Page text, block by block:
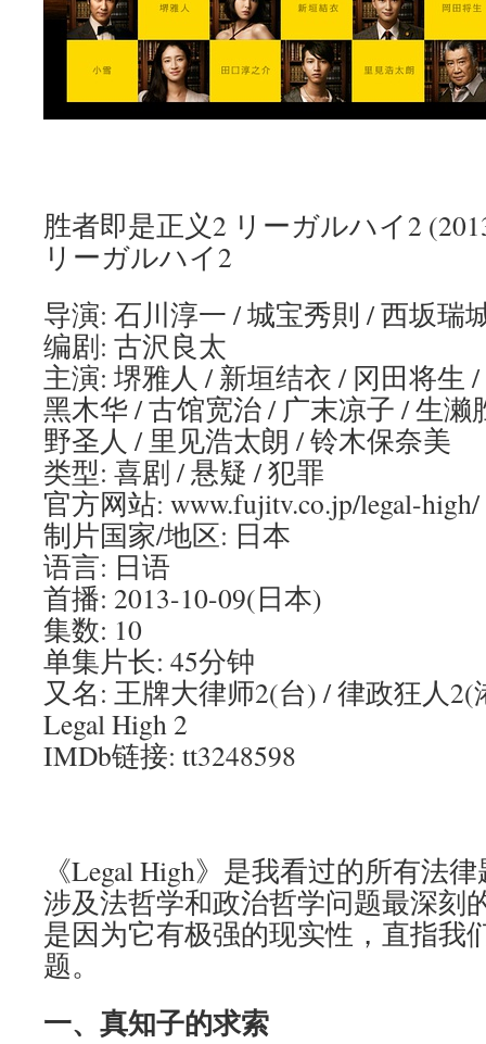
胜者即是正义2 リーガルハイ2
リーガルハイ2
导演: 石川淳一 / 城宝秀則 / 西坂瑞
编剧: 古沢良太
主演: 堺雅人 / 新垣结衣 / 冈田将生
黑木华 / 古馆宽治 / 广末凉子 / 生濑
野圣人 / 里见浩太朗 / 铃木保奈美
类型: 喜剧 / 悬疑 / 犯罪
官方网站: www.fujitv.co.jp/legal-high/
制片国家/地区: 日本
语言: 日语
首播: 2013-10-09(日本)
集数: 10
单集片长: 45分钟
又名: 王牌大律师2(台) / 律政狂人2(
Legal High 2
IMDb链接: tt3248598
《Legal High》是我看过的所有法
涉及法哲学和政治哲学问题最深刻
是因为它有极强的现实性，直指我
题。
一、真知子的求索